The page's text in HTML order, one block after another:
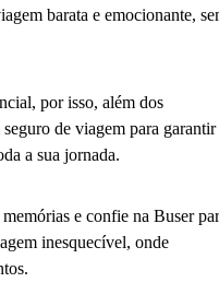
barata e emocionante,
por isso, além dos
de viagem para garantir
a sua jornada.
e confie na Buser
inesquecível, onde